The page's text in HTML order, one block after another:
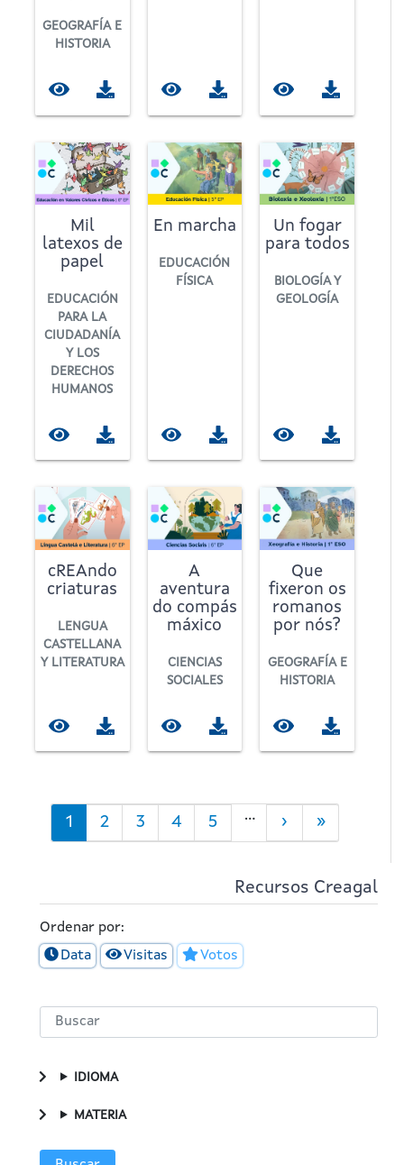
GEOGRAFÍA E
HISTORIA
Mil
latexos de
papel
EDUCACIÓN
PARA LA
CIUDADANÍA
Y LOS
DERECHOS
HUMANOS
En marcha
EDUCACIÓN
FÍSICA
Un fogar
para todos
BIOLOGÍA Y
GEOLOGÍA
cREAndo
criaturas
LENGUA
CASTELLANA
Y LITERATURA
A
aventura
do compás
máxico
CIENCIAS
SOCIALES
Que
fixeron os
romanos
por nós?
GEOGRAFÍA E
HISTORIA
Paginación
Página
actual
1 Página
2 Página
3 Página
4 Página
5 …
Siguiente
página
›
Última
página
»
Recursos Creagal
Ordenar por:
Data
Visitas Votos
IDIOMA
MATERIA